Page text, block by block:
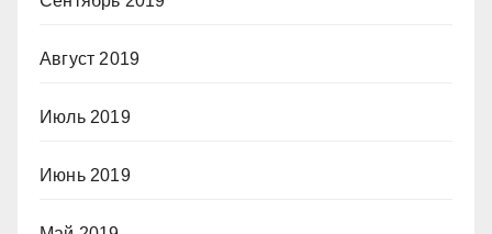
Август 2019
Июль 2019
Июнь 2019